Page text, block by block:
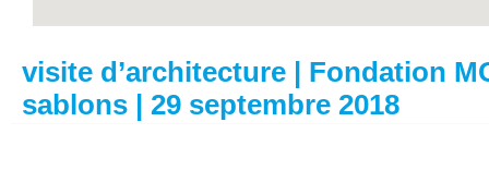
visite d’architecture | Fondation
sablons | 29 septembre 2018